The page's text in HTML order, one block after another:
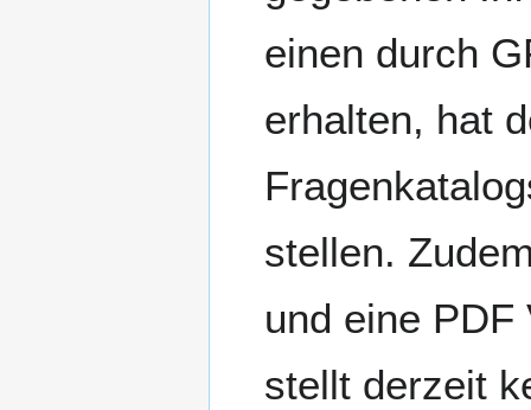
einen durch
erhalten, hat
stellen.
und eine PDF
stellt derzeit